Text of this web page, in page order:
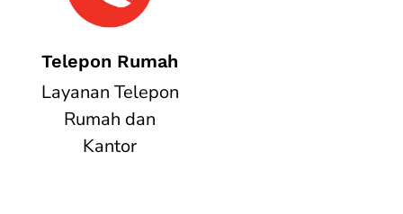
Telepon Rumah
Layanan Telepon
Rumah dan
Kantor